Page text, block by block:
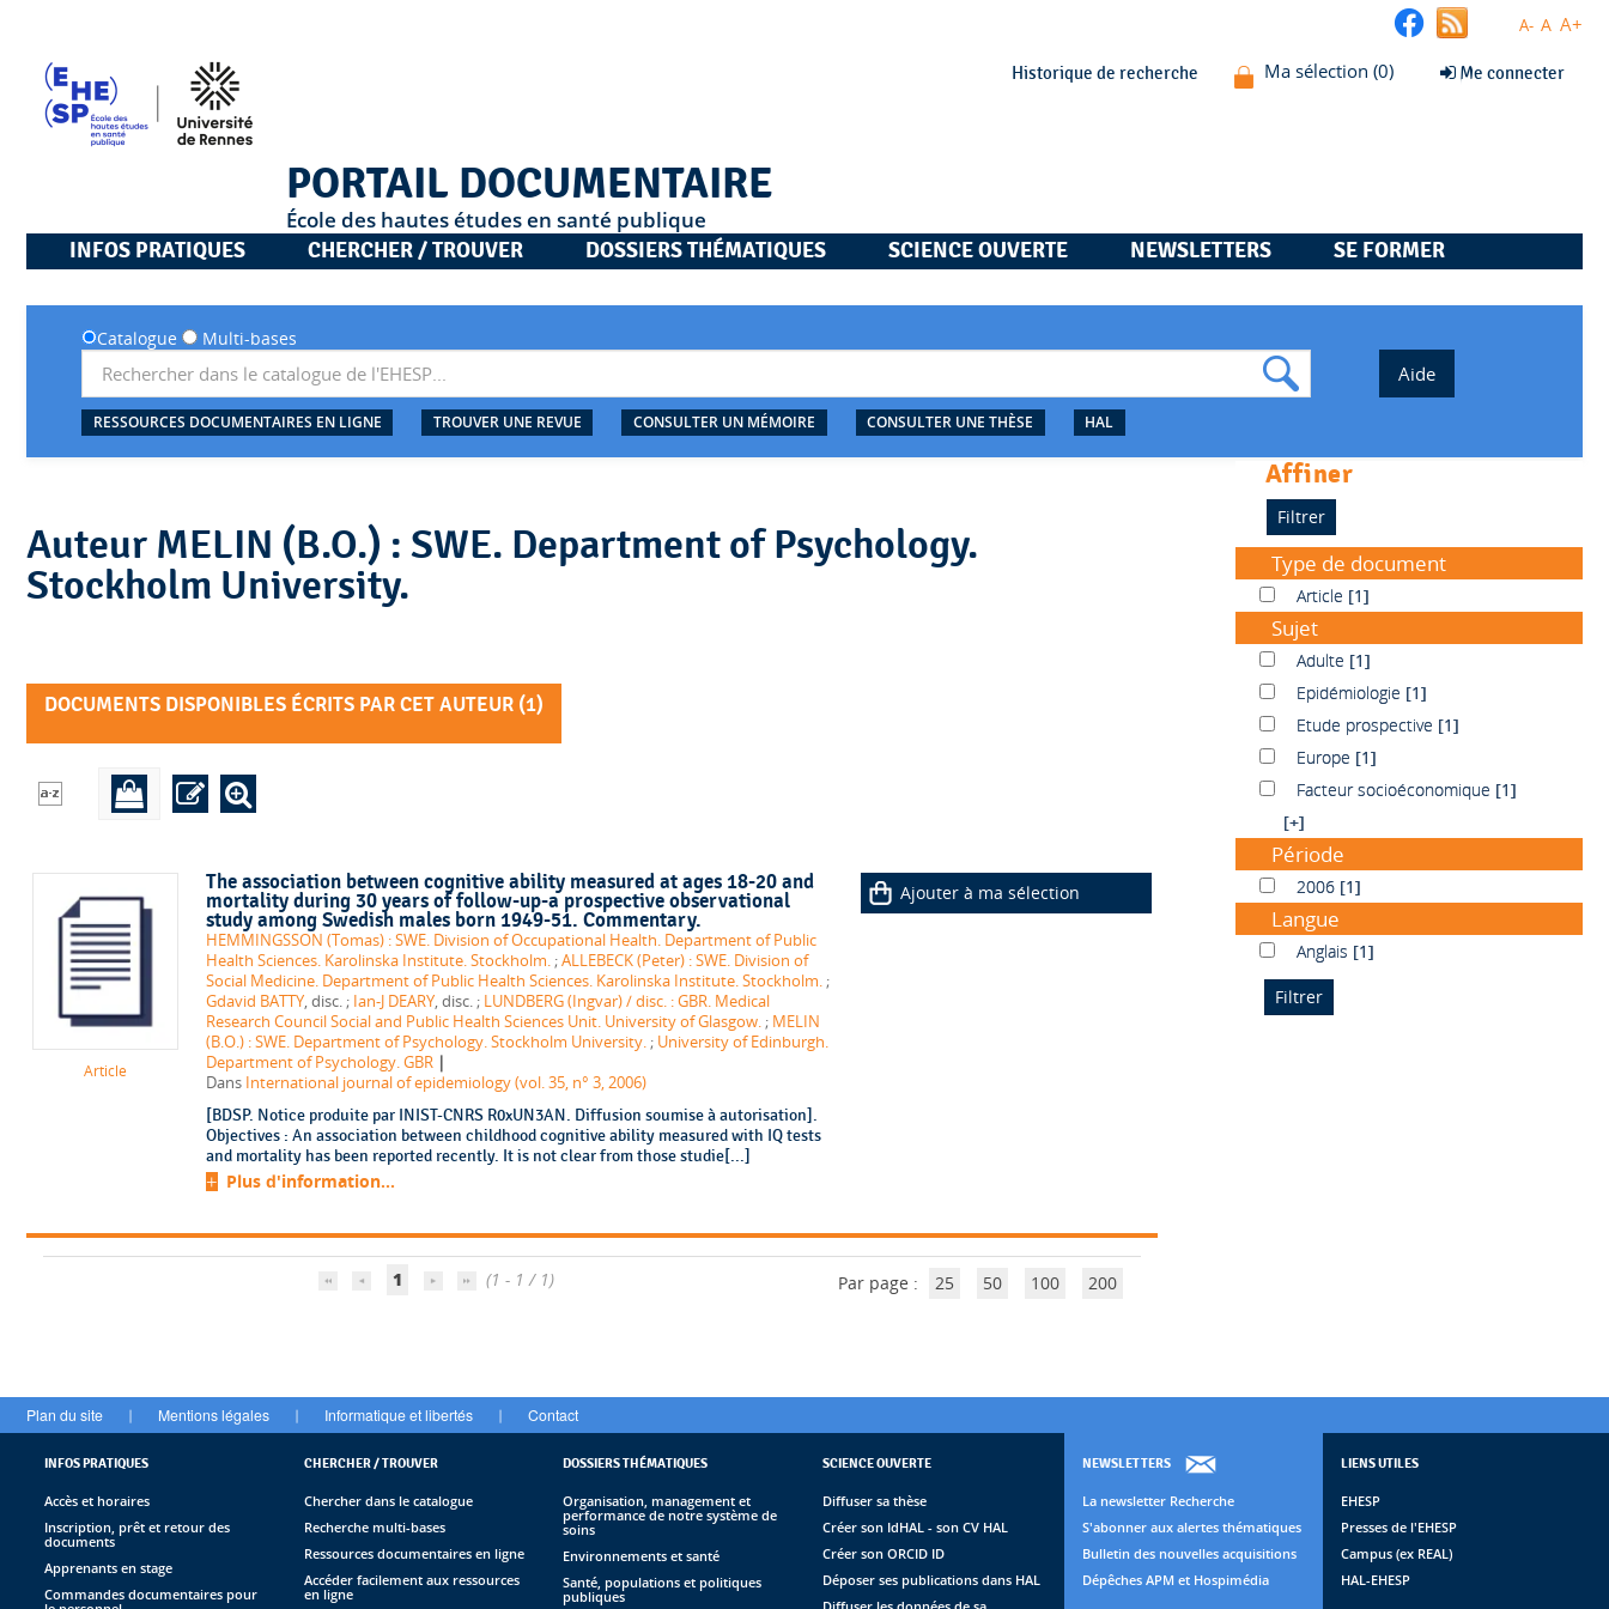
A- A A+
Historique de recherche Me connecter
PORTAIL DOCUMENTAIRE
École des hautes études en santé publique
INFOS PRATIQUES
CHERCHER / TROUVER DOSSIERS THÉMATIQUES SCIENCE OUVERTE NEWSLETTERS SE FORMER
Catalogue Multi-bases
RESSOURCES DOCUMENTAIRES EN LIGNE TROUVER UNE REVUE CONSULTER UN MÉMOIRE CONSULTER UNE THÈSE HAL
Auteur MELIN (B.O.) : SWE. Department of Psychology.
Stockholm University.
DOCUMENTS DISPONIBLES ÉCRITS PAR CET AUTEUR (1)
Article
The association between cognitive ability measured at ages 18-20 and
mortality during 30 years of follow-up-a prospective observational
study among Swedish males born 1949-51. Commentary.
HEMMINGSSON (Tomas) : SWE. Division of Occupational Health. Department of Public
Health Sciences. Karolinska Institute. Stockholm. ;ALLEBECK (Peter) : SWE. Division of
Social Medicine. Department of Public Health Sciences. Karolinska Institute. Stockholm. ;
Gdavid BATTY
, disc. ; Ian-J DEARY , disc. ; LUNDBERG (Ingvar) / disc. : GBR. Medical
Research Council Social and Public Health Sciences Unit. University of Glasgow. ; MELIN
(B.O.) : SWE. Department of Psychology. Stockholm University. ; University of Edinburgh.
Department of Psychology. GBR |
Dans International journal of epidemiology (vol. 35, n° 3, 2006)
[BDSP. Notice produite par INIST-CNRS R0xUN3AN. Diffusion soumise à autorisation].
Objectives : An association between childhood cognitive ability measured with IQ tests
and mortality has been reported recently. It is not clear from those studie[...]
Plus d'information...
Ajouter à ma sélection
1 (1 - 1 / 1) Par page : 25 50 100 200
affiner
Type de document
ArticleArticle [1]
Sujet
AdulteAdulte [1]
Epidémiologie
Epidémiologie [1]
Etude prospective
Etude prospective [1]
EuropeEurope [1]
Facteur socioéconomique
Facteur socioéconomique [1]
[+]
Période
20062006 [1]
Langue
AnglaisAnglais [1]
Plan du site | Mentions légales | Informatique et libertés | Contact
INFOS PRATIQUES
Accès et horaires
Inscription, prêt et retour des
documents
Apprenants en stage
Commandes documentaires pour
CHERCHER / TROUVER
Chercher dans le catalogue
Recherche multi-bases
Ressources documentaires en ligne
Accéder facilement aux ressources
en ligne
DOSSIERS THÉMATIQUES
Organisation, management et
performance de notre système de
soins
Environnements et santé
Santé, populations et politiques
publiques
SCIENCE OUVERTE
Diffuser sa thèse
Créer son IdHAL - son CV HAL
Créer son ORCID ID
Déposer ses publications dans HAL
NEWSLETTERS
La newsletter Recherche
S'abonner aux alertes thématiques
Bulletin des nouvelles acquisitions
Dépêches APM et Hospimédia
LIENS UTILES
EHESP
Presses de l'EHESP
Campus (ex REAL)
HAL-EHESP